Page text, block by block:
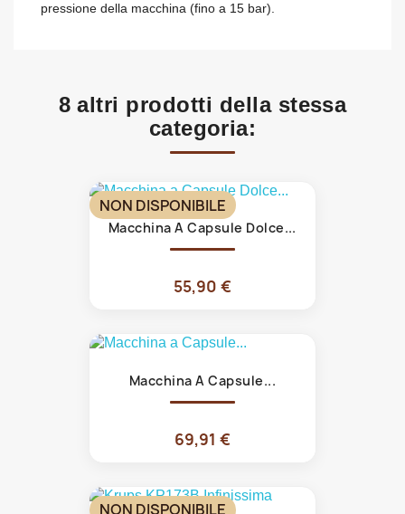
pressione della macchina (fino a 15 bar).
8 altri prodotti della stessa
categoria:
Macchina A Capsule Dolce...
55,90 €
NON DISPONIBILE
Macchina A Capsule...
69,91 €
NON DISPONIBILE